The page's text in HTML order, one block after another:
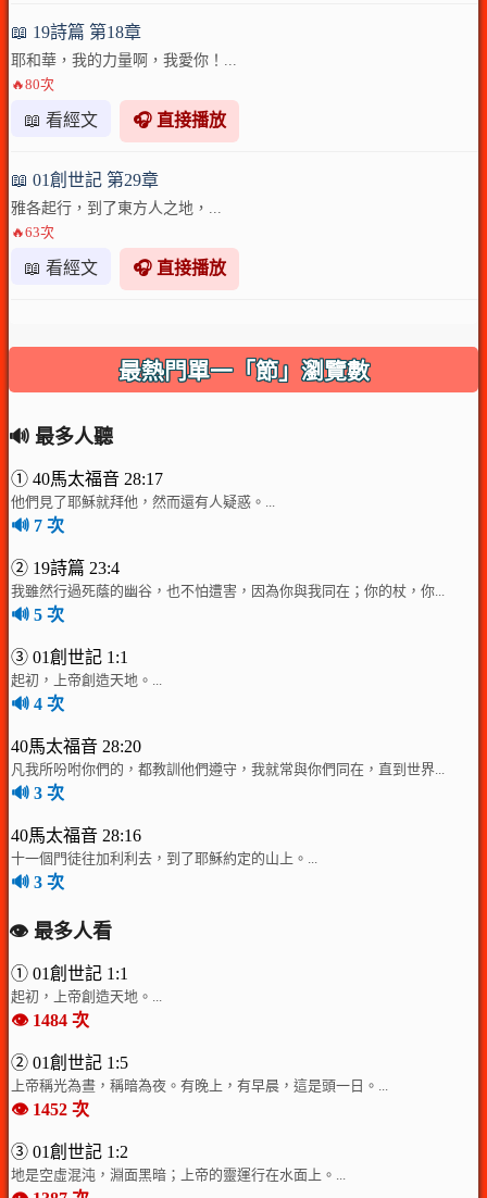
📖 19詩篇 第18章
耶和華，我的力量啊，我愛你！...
🔥80次
📖 看經文 🎧 直接播放
📖 01創世記 第29章
雅各起行，到了東方人之地，...
🔥63次
📖 看經文 🎧 直接播放
最熱門單一「節」瀏覽數
🔊 最多人聽
① 40馬太福音 28:17
他們見了耶穌就拜他，然而還有人疑惑。...
🔊 7 次
② 19詩篇 23:4
我雖然行過死蔭的幽谷，也不怕遭害，因為你與我同在；你的杖，你...
🔊 5 次
③ 01創世記 1:1
起初，上帝創造天地。...
🔊 4 次
40馬太福音 28:20
凡我所吩咐你們的，都教訓他們遵守，我就常與你們同在，直到世界...
🔊 3 次
40馬太福音 28:16
十一個門徒往加利利去，到了耶穌約定的山上。...
🔊 3 次
👁️ 最多人看
① 01創世記 1:1
起初，上帝創造天地。...
👁️ 1484 次
② 01創世記 1:5
上帝稱光為晝，稱暗為夜。有晚上，有早晨，這是頭一日。...
👁️ 1452 次
③ 01創世記 1:2
地是空虛混沌，淵面黑暗；上帝的靈運行在水面上。...